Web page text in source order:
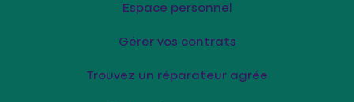
Espace personnel
Gérer vos contrats
Trouvez un réparateur agrée